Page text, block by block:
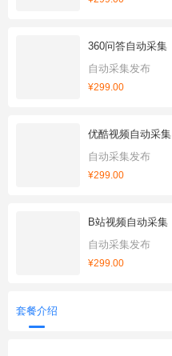
360问答自动采集
自动采集发布
¥299.00
优酷视频自动采集
自动采集发布
¥299.00
B站视频自动采集
自动采集发布
¥299.00
套餐介绍